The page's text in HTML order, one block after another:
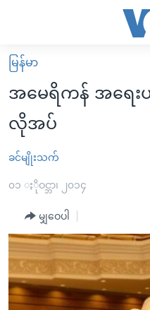
လွယ်ကူ
စေ
သည့်
Link
များ
ပင်မ
ကျော်
ကြည့်
ရန်
ပင်မ
မူလစာမျက်နှာ
မြန်မာ
ကမ္ဘာ့သတင်းများ
နိုင်ငံတကာ
အစ္စရေး-ပါလက်စတိုင်း
ဗွီဒီယို
အင်္ဂလိပ်စာလေ့လာမယ်
အမေရိကန်သုံးအီဒီယံ
မကြေးမုံရဲ့ အင်္ဂလိပ်စာ
ရုပ်ရှင်ထဲက အင်္ဂလိပ်စာ
အပတ်စဉ်ကဏ္ဍများ
ရေဒီယို
တီဗွီ
ရေဒီယိုနှင့်ရုပ်သံ အချက်အလ
ရေဒီယို/တီဗွီအစီအစဉ်
မြန်မာ
အမေရိကန် အရေ
လိုအပ်
ခင်မျိုးသက်
၀၁ ႏိုဝင္ဘာ၊ ၂၀၁၄
မျှဝေပါ